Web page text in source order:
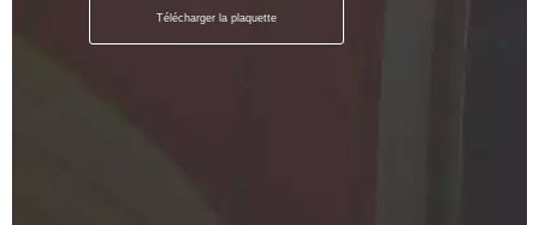
Télécharger la plaquette